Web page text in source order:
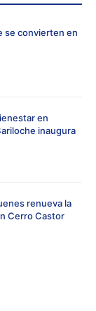
se convierten en
en
inaugura
renueva la
Cerro Castor